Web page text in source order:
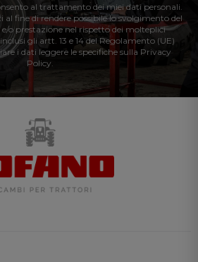
al trattamento dei miei dati personali.
al fine di rendere possibile lo svolgimento del
o prestazione nel rispetto dei molteplici
gli artt. 13 e 14 del Regolamento (UE)
i dati leggere le specifiche sulla Privacy
Policy.